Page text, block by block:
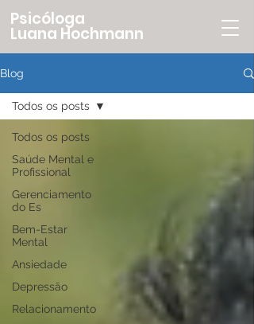
Psicóloga
Luana Hochmann
Blog
Todos os posts
Saúde Mental e
Profissional
Gerenciamento
do Es
Bem-Estar
Mental
Ansiedade
Depressão
Relacionamento
Todos os posts